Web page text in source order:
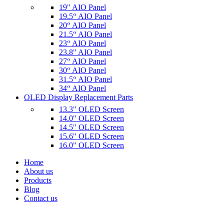
19" AIO Panel
19.5“ AIO Panel
20“ AIO Panel
21.5“ AIO Panel
23“ AIO Panel
23.8" AIO Panel
27“ AIO Panel
30“ AIO Panel
31.5“ AIO Panel
34“ AIO Panel
OLED Display Replacement Parts
13.3" OLED Screen
14.0" OLED Screen
14.5" OLED Screen
15.6" OLED Screen
16.0" OLED Screen
Home
About us
Products
Blog
Contact us